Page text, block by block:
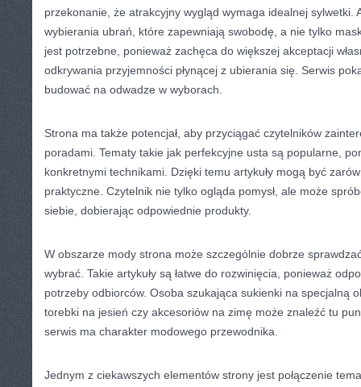
przekonanie, że atrakcyjny wygląd wymaga idealnej sylwetki.
wybierania ubrań, które zapewniają swobodę, a nie tylko
jest potrzebne, ponieważ zachęca do większej akceptacji
odkrywania przyjemności płynącej z ubierania się. Serwis
budować na odwadze w wyborach.
Strona ma także potencjał, aby przyciągać czytelników
poradami. Tematy takie jak perfekcyjne usta są popularne,
konkretnymi technikami. Dzięki temu artykuły mogą być
praktyczne. Czytelnik nie tylko ogląda pomysł, ale może
siebie, dobierając odpowiednie produkty.
W obszarze mody strona może szczególnie dobrze
wybrać. Takie artykuły są łatwe do rozwinięcia, ponieważ
potrzeby odbiorców. Osoba szukająca sukienki na specjalną
torebki na jesień czy akcesoriów na zimę może znaleźć tu
serwis ma charakter modowego przewodnika.
Jednym z ciekawszych elementów strony jest połączenie